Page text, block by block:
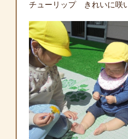
チューリップ きれいに咲